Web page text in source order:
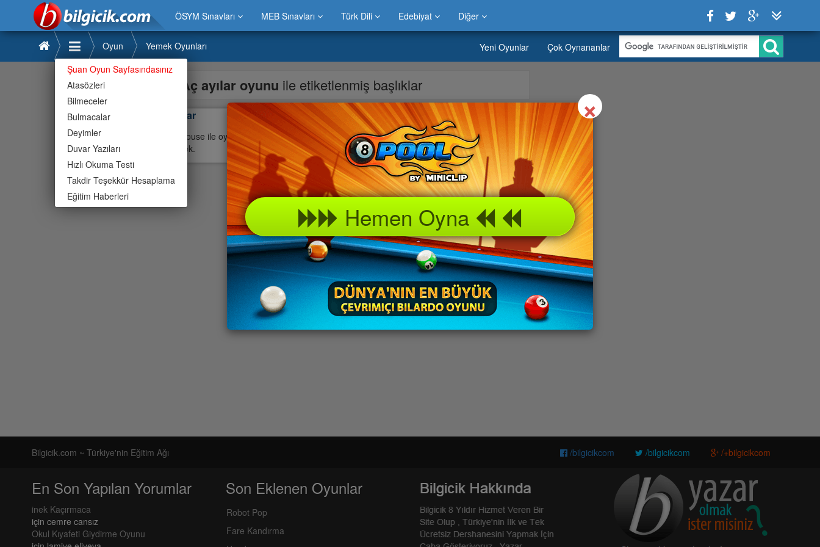
ÖSYM Sınavları MEB Sınavları Türk Dili Edebiyat Diğer
Şuan Oyun Sayfasındasınız
Atasözleri
Bilmeceler
Bulmacalar
Deyimler
Duvar Yazıları
Hızlı Okuma Testi
Takdir Teşekkür Hesaplama
Eğitim Haberleri
Oyun Yemek Oyunları Yeni Oyunlar Çok Oynananlar
Aç ayılar oyunu ile etiketlenmiş başlıklar
Aç ayılar
Oyun mouse ile oynanıyor.Ayıların isteklerini bekletmeden hazırlayıp onlara veriniz. Ayıları
beslemek.
Bilgicik.com ~ Türkiye'nin Eğitim Ağı /bilgicikcom /bilgicikcom /+bilgicikcom
En Son Yapılan Yorumlar
inek Kaçırmaca
için cemre cansız
Okul Kıyafeti Giydirme Oyunu
Son Eklenen Oyunlar
Robot Pop
Fare Kandırma
×Close
Hemen Oyna